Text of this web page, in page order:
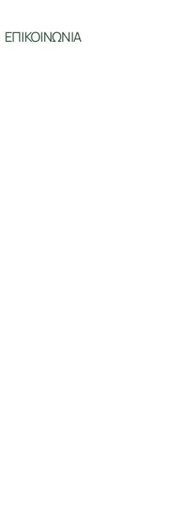
ΕΠΙΚΟΙΝΩΝΙΑ